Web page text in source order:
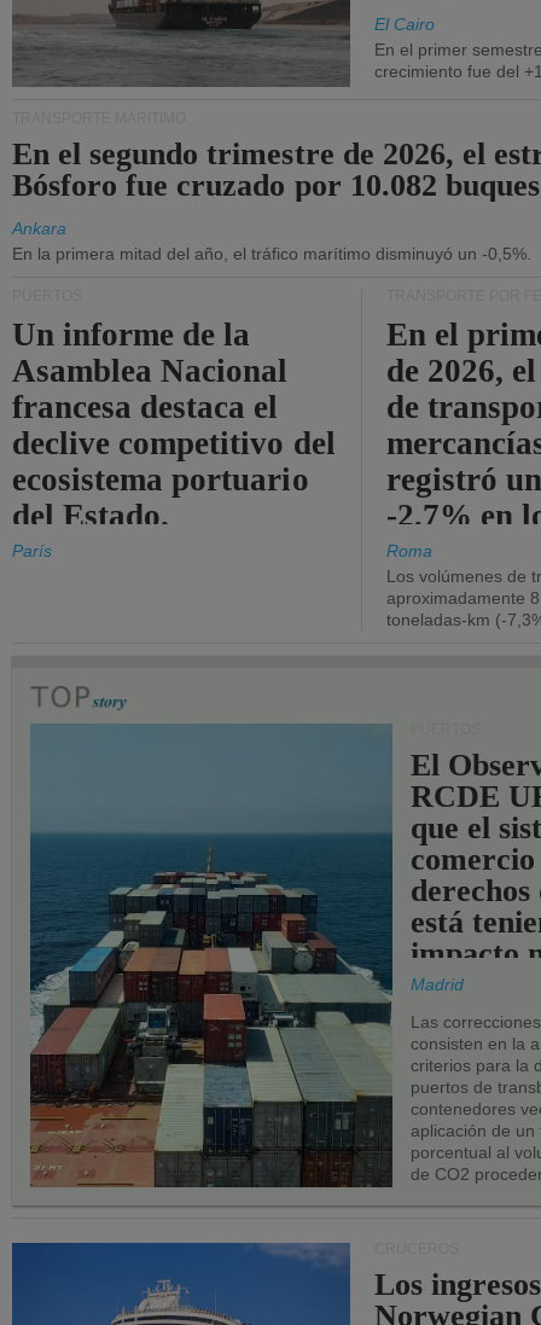
El Cairo
En el primer
crecimiento fue del
En el segundo trimestre de 2026, el
Bósforo fue cruzado por 10.082
Ankara
En la primera mitad del año, el tráfico marítimo disminuyó un -0,5%.
Un informe de la
Asamblea Nacional
francesa destaca el
declive competitivo del
ecosistema portuario
del Estado.
París
En el
de 2026,
de
registró
-2,7% en
Roma
Los volúmenes de
aproximadamente
toneladas-km (-
El
RCDE
que el
comercio
derechos
está
impacto
los
UE.
Madrid
Las
consisten en la
criterios para la
puertos de
contenedores
aplicación de
porcentual al
de CO2
Los
Norwegian